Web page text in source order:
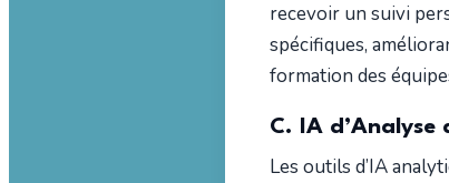
recevoir un suivi
spécifiques,
formation des
C. IA d’Analyse
Les outils d’IA